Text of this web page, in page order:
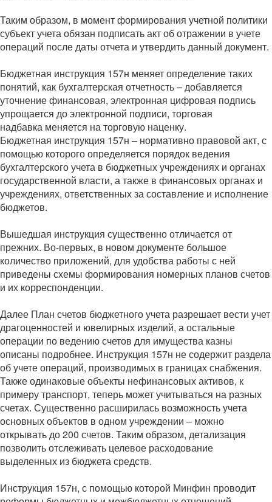
Таким образом, в момент формирования учетной политики
субъект учета обязан подписать акт об отражении в учете
операций после даты отчета и утвердить данный документ.
Бюджетная инструкция 157н меняет определение таких
понятий, как бухгалтерская отчетность – добавляется
уточнение финансовая, электронная цифровая подпись
упрощается до электронной подписи, торговая
надбавка меняется на торговую наценку.
Бюджетная инструкция 157н – нормативно правовой акт, с
помощью которого определяется порядок ведения
бухгалтерского учета в бюджетных учреждениях и органах
государственной власти, а также в финансовых органах и
учреждениях, ответственных за составление и исполнение
бюджетов.
Вышедшая инструкция существенно отличается от
прежних. Во-первых, в новом документе большое
количество приложений, для удобства работы с ней
приведены схемы формирования номерных планов счетов
и их корреспонденции.
Далее План счетов бюджетного учета разрешает вести учет
драгоценностей и ювелирных изделий, а остальные
операции по ведению счетов для имущества казны
описаны подробнее. Инструкция 157н не содержит раздела
об учете операций, производимых в границах снабжения.
Также одинаковые объекты нефинансовых активов, к
примеру транспорт, теперь может учитываться на разных
счетах. Существенно расширилась возможность учета
основных объектов в одном учреждении – можно
открывать до 200 счетов. Таким образом, детализация
позволить отслеживать целевое расходование
выделенных из бюджета средств.
Инструкция 157н, с помощью которой Минфин проводит